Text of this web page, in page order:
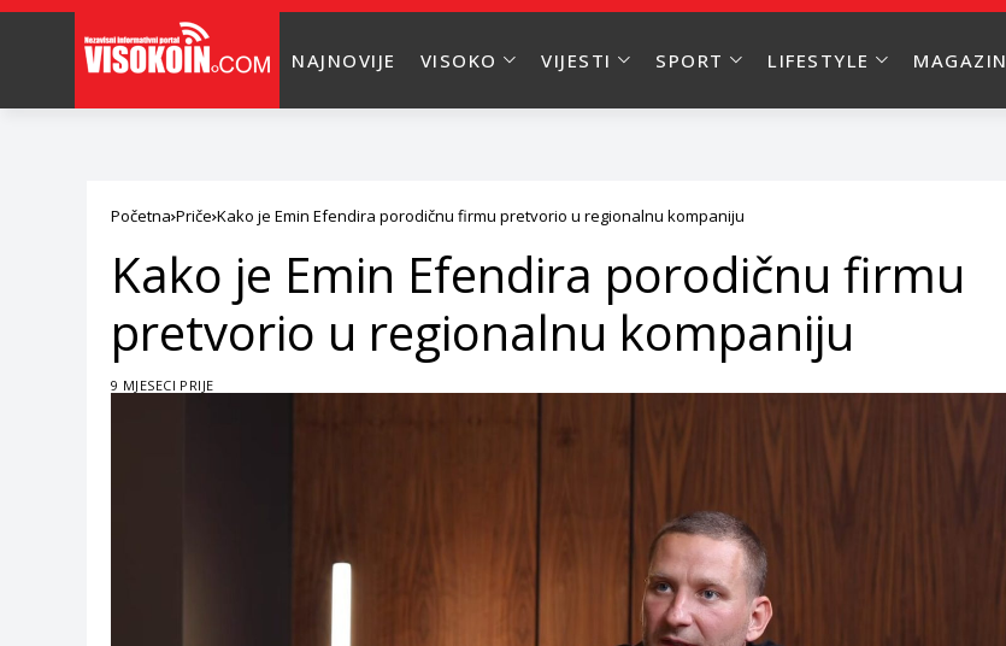
NAJNOVIJE VISOKO VIJESTI SPORT LIFESTYLE MAGAZIN
Početna Priče Kako je Emin Efendira porodičnu firmu pretvorio u regionalnu kompaniju
Kako je Emin Efendira porodičnu firmu
pretvorio u regionalnu kompaniju
9 MJESECI PRIJE